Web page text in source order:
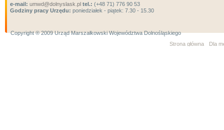
e-mail: umwd@dolnyslask.pl tel.: (+48 71) 776 90 53
Godziny pracy Urzędu: poniedziałek - piątek: 7.30 - 15.30
Copyright ® 2009 Urząd Marszałkowski Województwa Dolnośląskiego
Strona główna
Dla